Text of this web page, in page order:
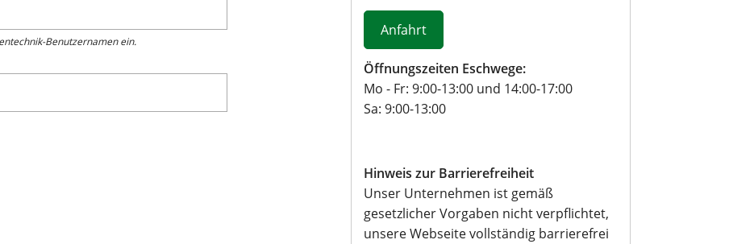
Benutzernamen ein.
Anfahrt
Öffnungszeiten Eschwege:
Mo - Fr: 9:00-13:00 und 14:00-17:00
Sa: 9:00-13:00
Hinweis zur Barrierefreiheit
Unser Unternehmen ist gemäß
gesetzlicher Vorgaben nicht verpflichtet,
unsere Webseite vollständig barrierefrei